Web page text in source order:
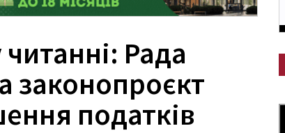
Рада
законопроєкт
податків